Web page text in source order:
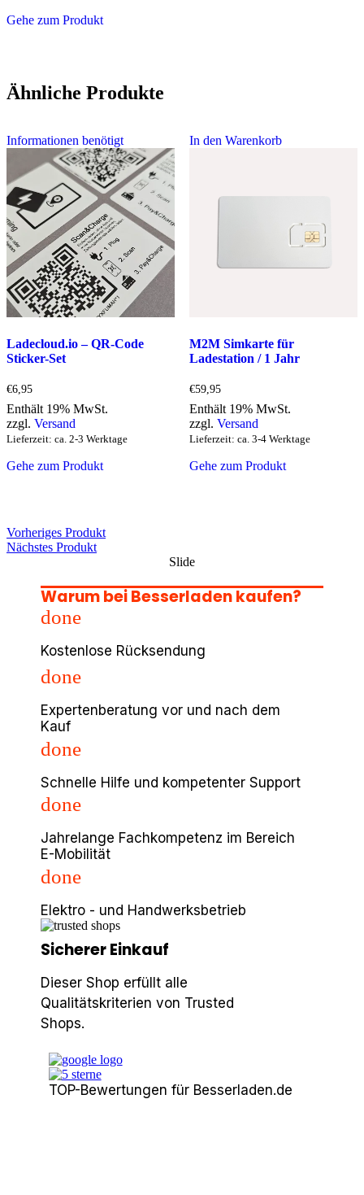
Gehe zum Produkt
Ähnliche Produkte
Informationen benötigt
Ladecloud.io – QR-Code
Sticker-Set
€6,95
Enthält 19% MwSt.
zzgl. Versand
Lieferzeit: ca. 2-3 Werktage
Gehe zum Produkt
In den Warenkorb
M2M Simkarte für
Ladestation / 1 Jahr
€59,95
Enthält 19% MwSt.
zzgl. Versand
Lieferzeit: ca. 3-4 Werktage
Gehe zum Produkt
Vorheriges Produkt
Nächstes Produkt
Slide
Warum bei Besserladen kaufen?
done
Kostenlose Rücksendung
done
Expertenberatung vor und nach dem
Kauf
done
Schnelle Hilfe und kompetenter Support
done
Jahrelange Fachkompetenz im Bereich
E-Mobilität
done
Elektro - und Handwerksbetrieb
Sicherer Einkauf
Dieser Shop erfüllt alle
Qualitätskriterien von Trusted
Shops.
TOP-Bewertungen für Besserladen.de